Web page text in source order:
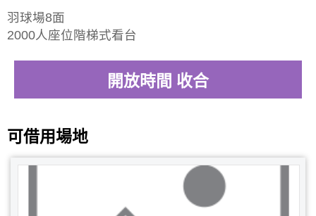
羽球場8面
2000人座位階梯式看台
開放時間 收合
可借用場地